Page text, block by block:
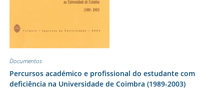
Documentos
Percursos académico e profissional do estudante com
deficiência na Universidade de Coimbra (1989-2003)